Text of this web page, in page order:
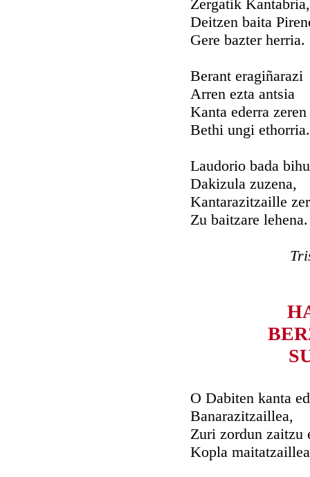
Zergatik Kantabria,
Deitzen baita
Gere bazter herria.
Berant eragiñarazi
Arren ezta antsia
Kanta ederra
Bethi ungi ethorria.
Laudorio bada
Dakizula zuzena,
Kantarazitzaille
Zu baitzare lehena.
O Dabiten kanta
Banarazitzaillea,
Zuri zordun zaitzu
Kopla